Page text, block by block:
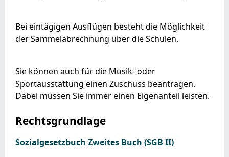
Bei eintägigen Ausflügen besteht die Möglichkeit
der Sammelabrechnung über die Schulen.
Sie können auch für die Musik- oder
Sportausstattung einen Zuschuss beantragen.
Dabei müssen Sie immer einen Eigenanteil leisten.
Rechtsgrundlage
Sozialgesetzbuch Zweites Buch (SGB II)